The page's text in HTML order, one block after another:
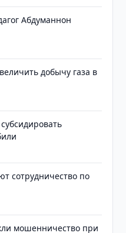
Абдуманнон
добычу газа в
сотрудничество по
мошенничество при